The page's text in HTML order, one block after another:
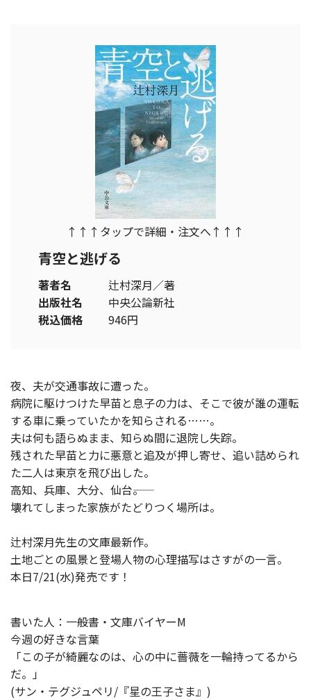
↑↑↑タップで詳細・注文へ↑↑↑
青空と逃げる
著者名
辻村深月／著
出版社名
中央公論新社
税込価格
946円
夜、夫が交通事故に遭った。
病院に駆けつけた早苗と息子の力は、そこで彼が誰の運転
する車に乗っていたかを知らされる……。
夫は何も語らぬまま、知らぬ間に退院し失踪。
残された早苗と力に悪意と追及が押し寄せ、追い詰められ
た二人は東京を飛び出した。
高知、兵庫、大分、仙台――。
壊れてしまった家族がたどりつく場所は。
辻村深月先生の文庫最新作。
土地ごとの風景と登場人物の心理描写はさすがの一言。
本日7/21(水)発売です！
書いた人：一般書・文庫バイヤーM
今週の好きな言葉
「この子が綺麗なのは、心の中に薔薇を一輪持ってるから
だ。」
(サン・テグジュペリ/『星の王子さま』)